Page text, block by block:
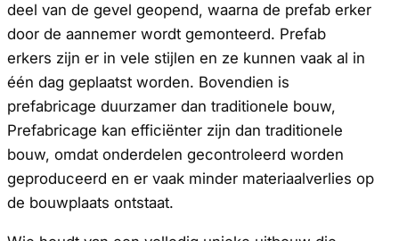
deel van de gevel geopend, waarna de prefab erker
door de aannemer wordt gemonteerd. Prefab
erkers zijn er in vele stijlen en ze kunnen vaak al in
één dag geplaatst worden. Bovendien is
prefabricage duurzamer dan traditionele bouw,
Prefabricage kan efficiënter zijn dan traditionele
bouw, omdat onderdelen gecontroleerd worden
geproduceerd en er vaak minder materiaalverlies op
de bouwplaats ontstaat.